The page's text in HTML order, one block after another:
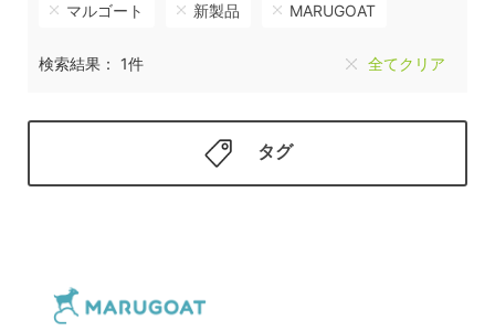
マルゴート 新製品 MARUGOAT
検索結果： 1件 全てクリア
タグ